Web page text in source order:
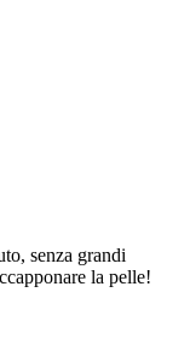
senza grandi
la pelle!